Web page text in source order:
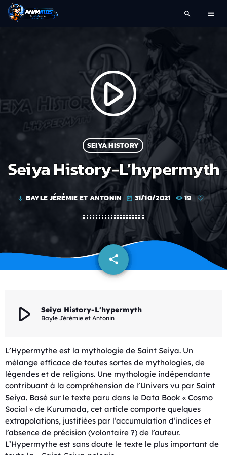
search menu
play_arrow
SEIYA HISTORY
Seiya History-L’hypermyth
mic BAYLE JÉRÉMIE ET ANTONIN today 31/10/2021 19
share
email
play_arrow Seiya History-L'hypermyth
Bayle Jérémie et Antonin
L’Hypermythe est la mythologie de Saint Seiya. Un
mélange efficace de toutes sortes de mythologies, de
légendes et de religions. Une mythologie indépendante
contribuant à la compréhension de l’Univers vu par Saint
Seiya. Basé sur le texte paru dans le Data Book « Cosmo
Social » de Kurumada, cet article comporte quelques
extrapolations, justifiées par l’accumulation d’indices et
l’absence de précision (volontaire ?) de l’auteur.
L’Hypermythe est sans doute le texte le plus important de